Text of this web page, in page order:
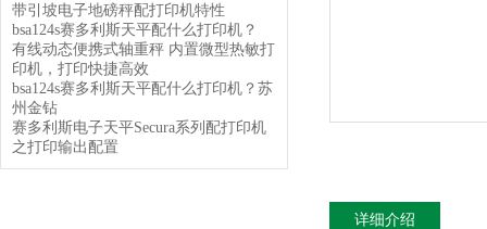
带引坡电子地磅秤配打印机特性
bsa124s赛多利斯天平配什么打印机？
有线动态便携式轴重秤 内置微型热敏打
印机，打印快捷高效
bsa124s赛多利斯天平配什么打印机？苏
州金钻
赛多利斯电子天平Secura系列配打印机
之打印输出配置
详细介绍